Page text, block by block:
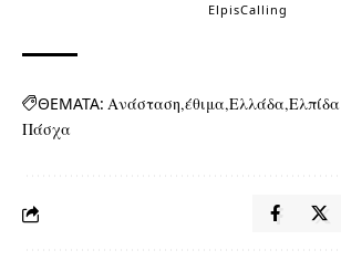
ElpisCalling
ΘΕΜΑΤΑ: Ανάσταση έθιμα Ελλάδα
Πάσχα